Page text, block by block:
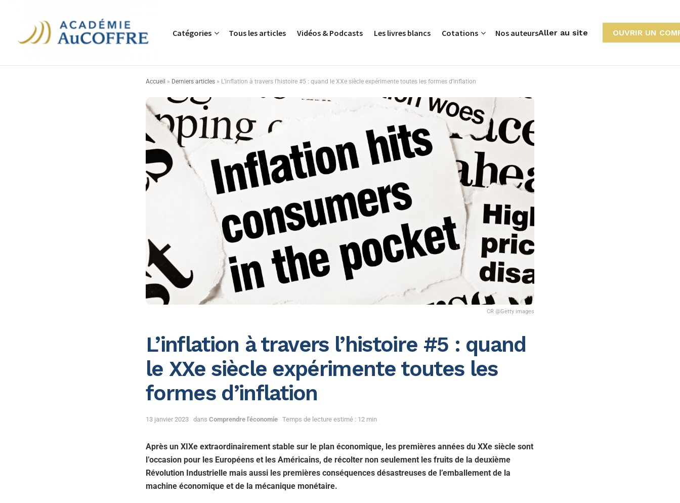
Catégories Tous les articles Vidéos & Podcasts Les livres blancs Cotations Nos auteursAller au site OUVRIR UN
Accueil » Derniers articles » L’inflation à travers l’histoire #5 : quand le XXe siècle expérimente toutes les formes d’inflation
CR @Getty images
L’inflation à travers l’histoire #5 : quand
le XXe siècle expérimente toutes les
formes d’inflation
13 janvier 2023 dans Comprendre l'économie Temps de lecture estimé : 12 min
Après un XIXe extraordinairement stable sur le plan économique, les premières années du XXe siècle sont
l’occasion pour les Européens et les Américains, de récolter non seulement les fruits de la deuxième
Révolution Industrielle mais aussi les premières conséquences désastreuses de l’emballement de la
machine économique et de la mécanique monétaire.